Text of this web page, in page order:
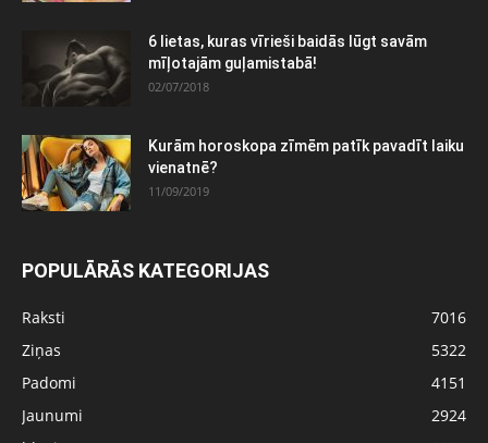
6 lietas, kuras vīrieši baidās lūgt savām
mīļotajām guļamistabā!
02/07/2018
Kurām horoskopa zīmēm patīk pavadīt laiku
vienatnē?
11/09/2019
POPULĀRĀS KATEGORIJAS
Raksti
7016
Ziņas
5322
Padomi
4151
Jaunumi
2924